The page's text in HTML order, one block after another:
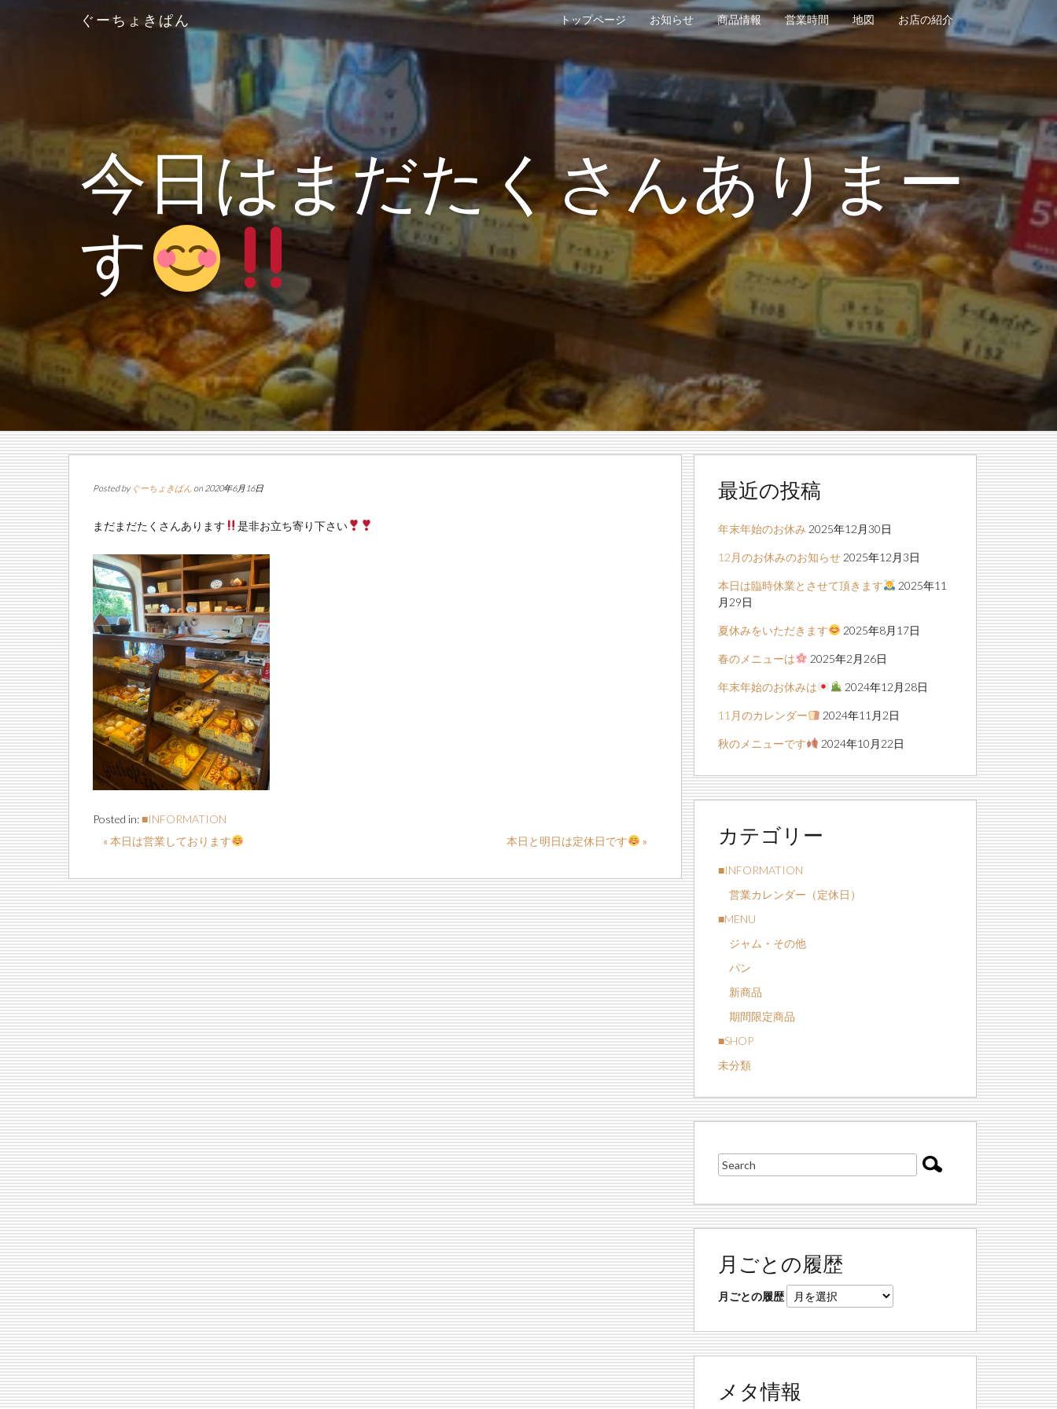
ぐーちょきぱん トップページ お知らせ 商品情報 営業時間 地図 お店の紹介
今日はまだたくさんありまー
す
Posted by ぐーちょきぱん on 2020年6月16日
まだまだたくさんあります 是非お立ち寄り下さい
Posted in:■INFORMATION
« 本日は営業しております
本日と明日は定休日です »
最近の投稿
年末年始のお休み 2025年12月30日
12月のお休みのお知らせ 2025年12月3日
本日は臨時休業とさせて頂きます
2025年11
月29日
夏休みをいただきます 2025年8月17日
春のメニューは 2025年2月26日
年末年始のお休みは 2024年12月28日
11月のカレンダー 2024年11月2日
秋のメニューです 2024年10月22日
カテゴリー
■INFORMATION
営業カレンダー（定休日）
■MENU
ジャム・その他
パン
新商品
期間限定商品
■SHOP
未分類
月ごとの履歴
月ごとの履歴
メタ情報